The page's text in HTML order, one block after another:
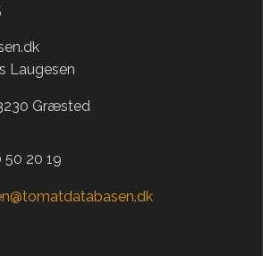
Laugesen
Græsted
50 20 19